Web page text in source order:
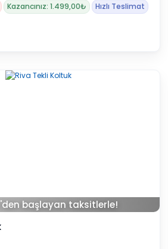
Kazancınız: 1.499,00₺ Hızlı Teslimat
başlayan taksitlerle!